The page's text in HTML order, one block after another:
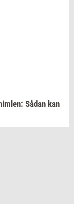
Sådan kan